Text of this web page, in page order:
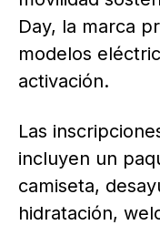
Day, la marca
modelos
activación.
Las
incluyen un
camiseta,
hidratación,